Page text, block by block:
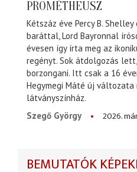
PROMÉTHEUSZ
Kétszáz éve Percy B.
baráttal, Lord Bayronnal
évesen így írta meg az
regényt. Sok átdolgozás
borzongani. Itt csak a 16
Hegymegi Máté új változata
látványszínház.
Szegő György
2026.
BEMUTATÓK